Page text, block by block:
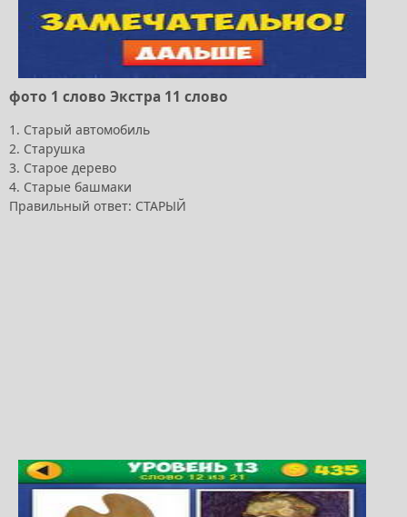
фото 1 слово Экстра 11 слово
1. Старый автомобиль
2. Старушка
3. Старое дерево
4. Старые башмаки
Правильный ответ: СТАРЫЙ